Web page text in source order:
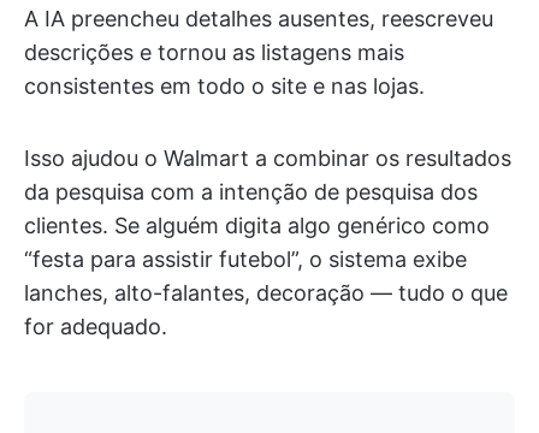
A IA preencheu detalhes ausentes, reescreveu
descrições e tornou as listagens mais
consistentes em todo o site e nas lojas.
Isso ajudou o Walmart a combinar os resultados
da pesquisa com a intenção de pesquisa dos
clientes. Se alguém digita algo genérico como
“festa para assistir futebol”, o sistema exibe
lanches, alto-falantes, decoração — tudo o que
for adequado.